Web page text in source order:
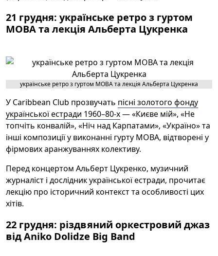
21 грудня: українське ретро з гуртом
МОВА та лекція Альберта Цукренка
українське ретро з гуртом МОВА та лекція Альберта Цукренка
У Caribbean Club прозвучать пісні золотого фонду
української естради 1960–80-х— «Києве мій», «Не
топчіть конвалій», «Ніч над Карпатами», «Україно» та
інші композиції у виконанні гурту МОВА, відтворені у
фірмових аранжуваннях колективу.
Перед концертом Альберт Цукренко, музичний
журналіст і дослідник української естради, прочитає
лекцію про історичний контекст та особливості цих
хітів.
22 грудня: різдвяний оркестровий джаз
від Aniko Dolidze Big Band